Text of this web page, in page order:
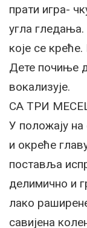
прати игра-
угла
које се
Дете почиње
вокализује.
СА ТРИ
У положају
и окреће
поставља
делимично и
лако
савијена